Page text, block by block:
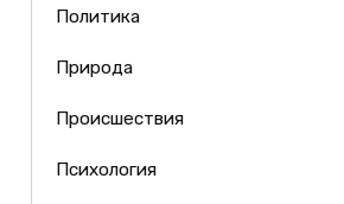
Политика
Природа
Происшествия
Психология